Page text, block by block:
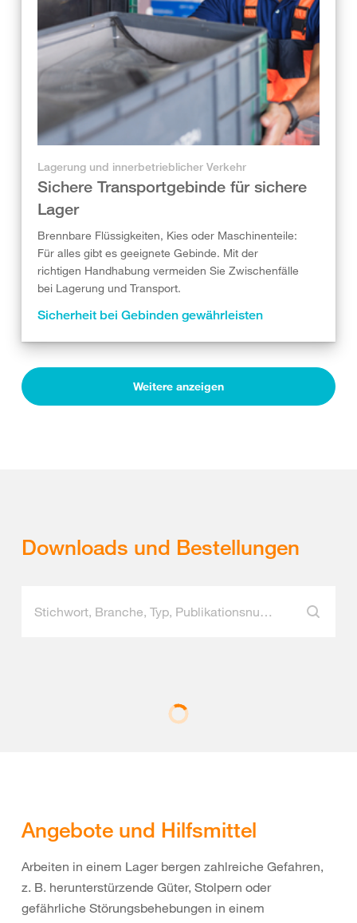
Lagerung und innerbetrieblicher Verkehr
Sichere Transportgebinde für sichere
Lager
Brennbare Flüssigkeiten, Kies oder Maschinenteile:
Für alles gibt es geeignete Gebinde. Mit der
richtigen Handhabung vermeiden Sie Zwischenfälle
bei Lagerung und Transport.
Sicherheit bei Gebinden gewährleisten
Weitere anzeigen
Downloads und Bestellungen
Angebote und Hilfsmittel
Arbeiten in einem Lager bergen zahlreiche Gefahren,
z. B. herunterstürzende Güter, Stolpern oder
gefährliche Störungsbehebungen in einem